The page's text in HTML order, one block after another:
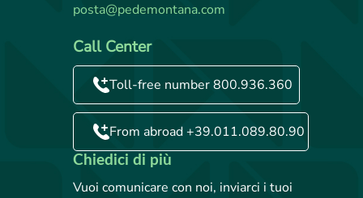
posta@pedemontana.com
Call Center
Toll-free number 800.936.360
From abroad +39.011.089.80.90
Chiedici di più
Vuoi comunicare con noi, inviarci i tuoi